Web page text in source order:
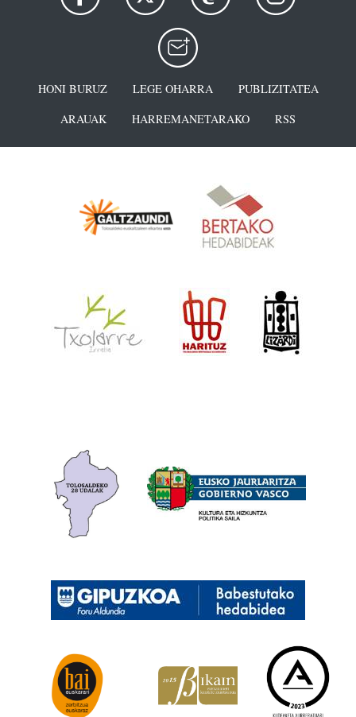
HONI BURUZ LEGE OHARRA
PUBLIZITATEA
ARAUAK
HARREMANETARAKO RSS